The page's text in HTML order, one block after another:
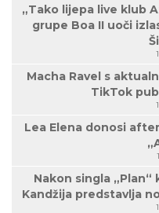
„Tako lijepa live klub
grupe Boa II uoči
Macha Ravel s
TikTok
Lea Elena donosi
Nakon singla
Kandžija predstavlja